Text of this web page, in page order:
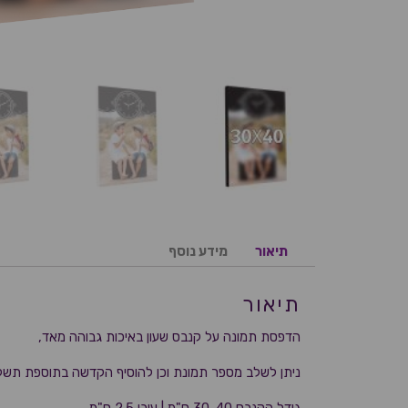
תיאור מידע נוסף
תיאור
הדפסת תמונה על קנבס שעון באיכות גבוהה מאד,
ניתן לשלב מספר תמונת וכן להוסיף הקדשה בתוספת